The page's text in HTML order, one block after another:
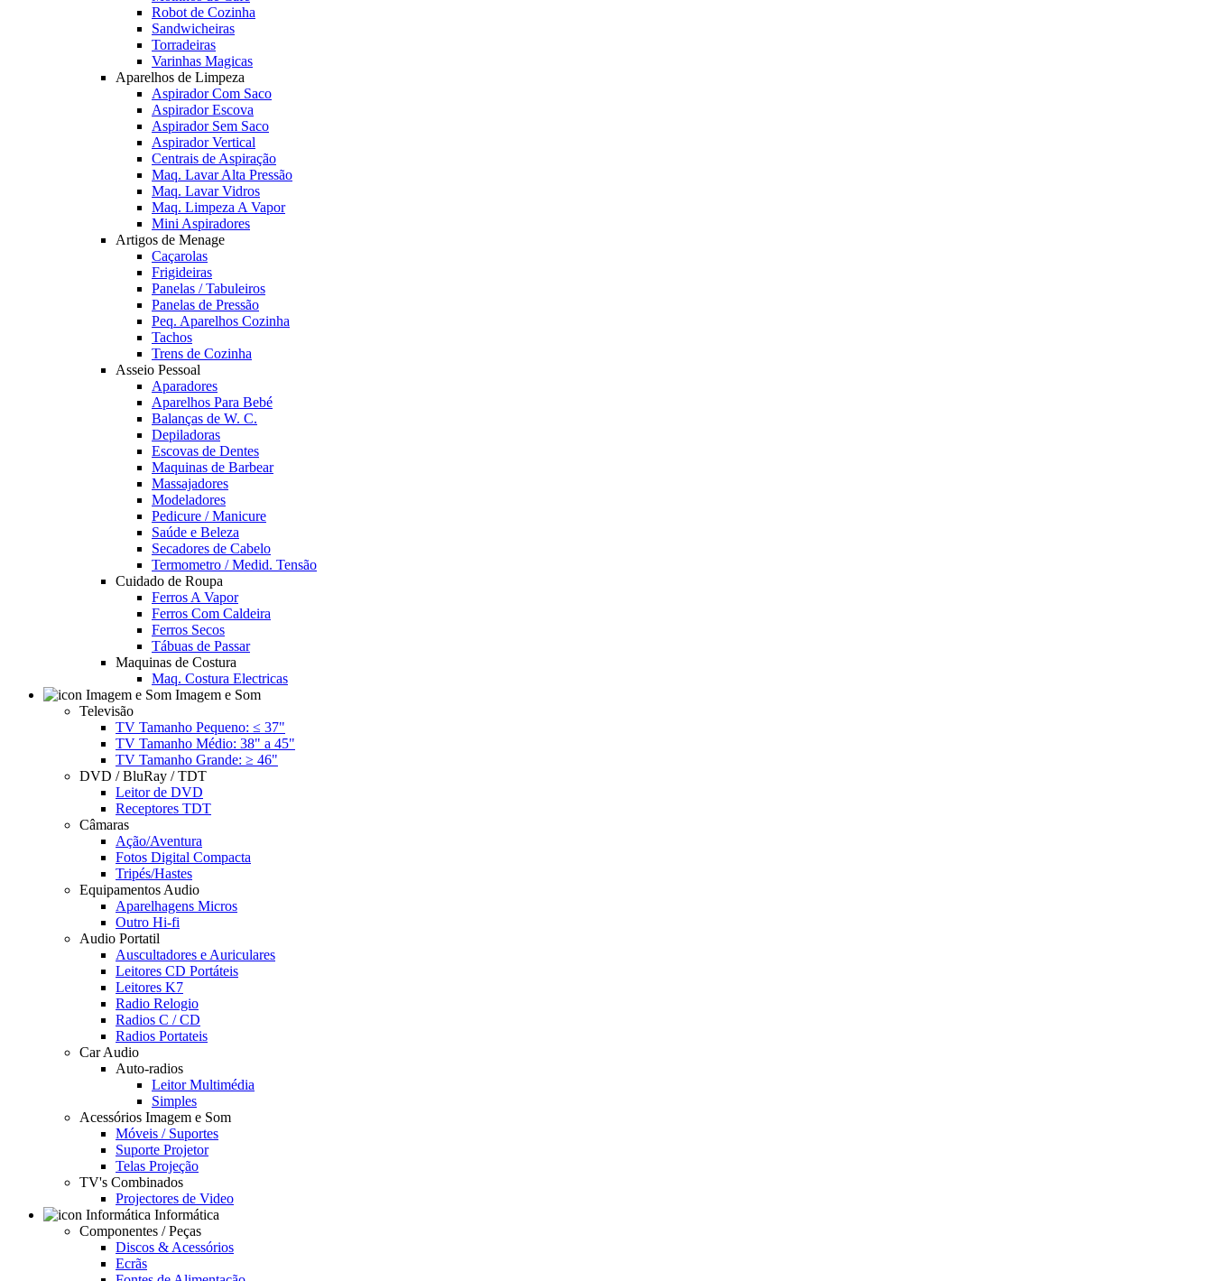
Robot de Cozinha
Sandwicheiras
Torradeiras
Varinhas Magicas
Aparelhos de Limpeza
Aspirador Com Saco
Aspirador Escova
Aspirador Sem Saco
Aspirador Vertical
Centrais de Aspiração
Maq. Lavar Alta Pressão
Maq. Lavar Vidros
Maq. Limpeza A Vapor
Mini Aspiradores
Artigos de Menage
Caçarolas
Frigideiras
Panelas / Tabuleiros
Panelas de Pressão
Peq. Aparelhos Cozinha
Tachos
Trens de Cozinha
Asseio Pessoal
Aparadores
Aparelhos Para Bebé
Balanças de W. C.
Depiladoras
Escovas de Dentes
Maquinas de Barbear
Massajadores
Modeladores
Pedicure / Manicure
Saúde e Beleza
Secadores de Cabelo
Termometro / Medid. Tensão
Cuidado de Roupa
Ferros A Vapor
Ferros Com Caldeira
Ferros Secos
Tábuas de Passar
Maquinas de Costura
Maq. Costura Electricas
Imagem e Som
Televisão
TV Tamanho Pequeno: ≤ 37"
TV Tamanho Médio: 38" a 45"
TV Tamanho Grande: ≥ 46"
DVD / BluRay / TDT
Leitor de DVD
Receptores TDT
Câmaras
Ação/Aventura
Fotos Digital Compacta
Tripés/Hastes
Equipamentos Audio
Aparelhagens Micros
Outro Hi-fi
Audio Portatil
Auscultadores e Auriculares
Leitores CD Portáteis
Leitores K7
Radio Relogio
Radios C / CD
Radios Portateis
Car Audio
Auto-radios
Leitor Multimédia
Simples
Acessórios Imagem e Som
Móveis / Suportes
Suporte Projetor
Telas Projeção
TV's Combinados
Projectores de Video
Informática
Componentes / Peças
Discos & Acessórios
Ecrãs